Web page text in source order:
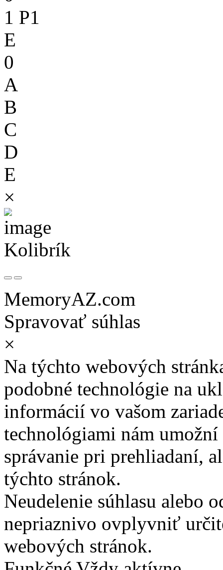
1 P1
E
0
A
B
C
D
E
×
Kolibrík
MemoryAZ.com
Spravovať súhlas
×
Na týchto webových
podobné technológie na
informácií vo vašom
technológiami nám
správanie pri prehliadaní,
týchto stránok.
Neudelenie súhlasu alebo
nepriaznivo ovplyvniť
webových stránok.